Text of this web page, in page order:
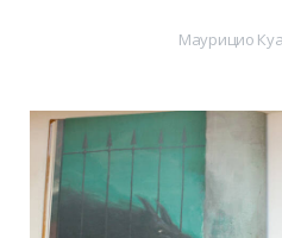
Маурицио